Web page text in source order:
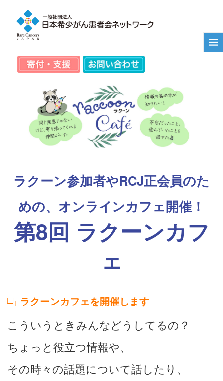
ラクーン参加者やRCJ正会員のた
めの、オンラインカフェ開催！
第8回 ラクーンカフ
ェ
ラクーンカフェを開催します
こういうときみんなどうしてるの？
ちょっと役立つ情報や、
その時々の話題について話したり、